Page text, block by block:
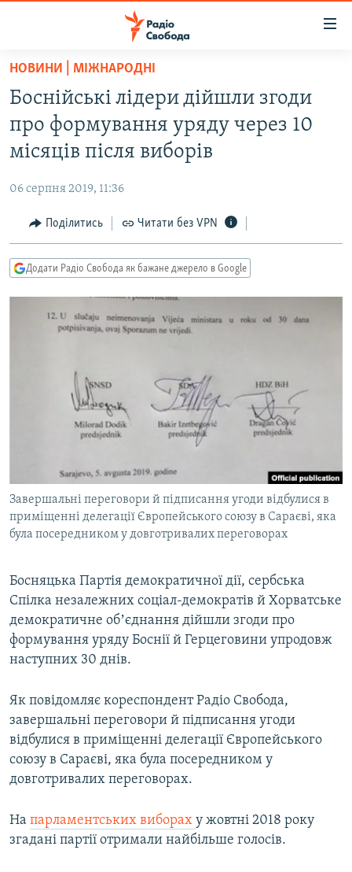
Перейти
основного
матеріалу
Перейти
до
основної
навігації
Перейти
до
пошуку
ВСЕ ЗА ДОБУ
СТАТТІ
ЕКОНОМІКА
СУСПІЛЬСТВО
УКРАЇНА
РОСІЙСЬКА «ФІЛЬТРАЦІЯ»
ДОНБАС.РЕАЛІЇ
ТИ ЯК?
СХЕМИ
КИТАЙ.ВИКЛИКИ
МУЛЬТИМЕДІА
СПЕЦПРОЄКТИ
КРИМ РЕАЛІЇ
РУС
УКР
КТАТ
Усі сайти RFE/RL
НОВИНИ | МІЖНАРОДНІ
Боснійські лідери дійшли згоди
про формування уряду через 10
місяців після виборів
06 серпня 2019, 11:36
Поділитись Читати без VPN
Додати Радіо Свобода як бажане джерело в Google
Завершальні переговори й підписання угоди відбулися в
приміщенні делегації Європейського союзу в Сараєві, яка
була посередником у довготривалих переговорах
Босняцька Партія демократичної дії, сербська
Спілка незалежних соціал-демократів й Хорватське
демократичне обʼєднання дійшли згоди про
формування уряду Боснії й Герцеговини упродовж
наступних 30 днів.
Як повідомляє кореспондент Радіо Свобода,
завершальні переговори й підписання угоди
відбулися в приміщенні делегації Європейського
союзу в Сараєві, яка була посередником у
довготривалих переговорах.
На парламентських виборах у жовтні 2018 року
згадані партії отримали найбільше голосів.